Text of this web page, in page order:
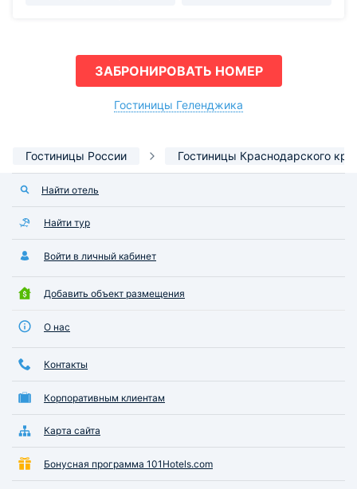
ЗАБРОНИРОВАТЬ НОМЕР
Гостиницы Геленджика
Гостиницы России Гостиницы Краснодарского
Найти отель
Найти тур
Войти в личный кабинет
Добавить объект размещения
О нас
Контакты
Корпоративным клиентам
Карта сайта
Бонусная программа 101Hotels.com